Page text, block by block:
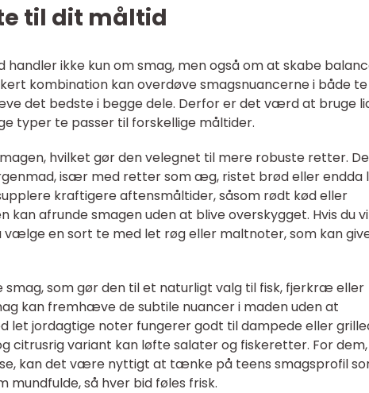
til dit måltid
ikke kun om smag, men også om at skabe
kombination kan overdøve smagsnuancerne i både
det bedste i begge dele. Derfor er det værd at bruge
typer te passer til forskellige måltider.
hvilket gør den velegnet til mere robuste retter.
især med retter som æg, ristet brød eller endda
kraftigere aftensmåltider, såsom rødt kød eller
afrunde smagen uden at blive overskygget. Hvis du
vælge en sort te med let røg eller maltnoter, som kan
som gør den til et naturligt valg til fisk, fjerkræ eller
kan fremhæve de subtile nuancer i maden uden at
let jordagtige noter fungerer godt til dampede eller
citrusrig variant kan løfte salater og fiskeretter. For dem,
kan det være nyttigt at tænke på teens smagsprofil
mundfulde, så hver bid føles frisk.